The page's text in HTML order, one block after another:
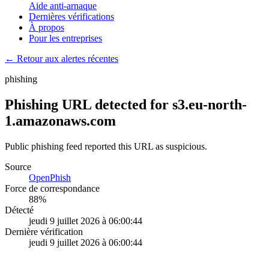
Aide anti-arnaque
Dernières vérifications
À propos
Pour les entreprises
← Retour aux alertes récentes
phishing
Phishing URL detected for s3.eu-north-
1.amazonaws.com
Public phishing feed reported this URL as suspicious.
Source
OpenPhish
Force de correspondance
88%
Détecté
jeudi 9 juillet 2026 à 06:00:44
Dernière vérification
jeudi 9 juillet 2026 à 06:00:44